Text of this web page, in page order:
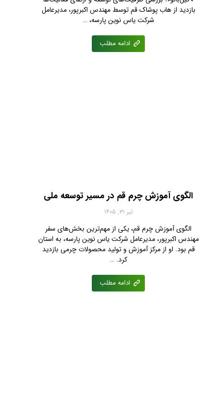
بازدید از هاب پوشاک قم توسط مهندس اکبرپور، مدیرعامل
شرکت یاس نوین پارسه، …
ادامه مطلب
الگوی آموزش چرم قم در مسیر توسعه ملی
تیر ۳۱, ۱۴۰۵
الگوی آموزش چرم قم، یکی از مهم‌ترین بخش‌های سفر
مهندس اکبرپور، مدیرعامل شرکت یاس نوین پارسه، به استان
قم بود. او از مرکز آموزش و تولید محصولات چرمی بازدید
کرد. …
ادامه مطلب